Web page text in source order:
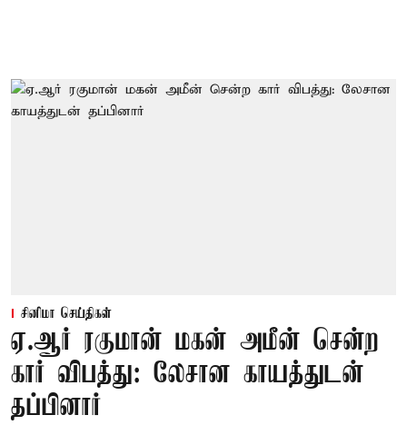
சினிமா செய்திகள்
ஏ.ஆர் ரகுமான் மகன் அமீன் சென்ற
கார் விபத்து: லேசான காயத்துடன்
தப்பினார்